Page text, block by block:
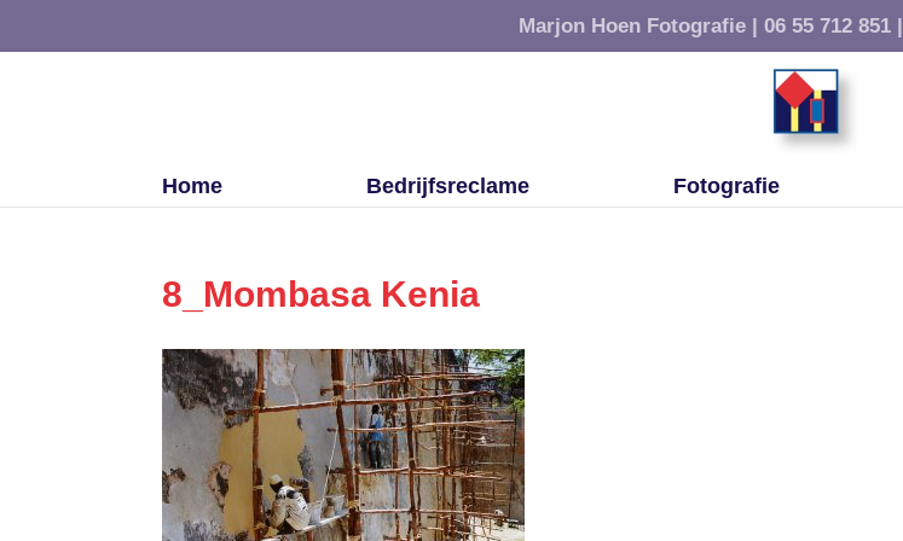
Marjon Hoen Fotografie | 06 55 712 851 |
Home Bedrijfsreclame Fotografie
8_Mombasa Kenia